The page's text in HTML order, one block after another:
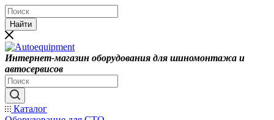
Найти
Интернет-магазин оборудования для шиномонтажа и
автосервисов
Каталог